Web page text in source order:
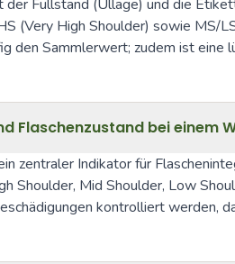
der Füllstand (Ullage) und die
(Very High Shoulder) sowie
den Sammlerwert; zudem ist
Flaschenzustand bei einem
zentraler Indikator für
Shoulder, Mid Shoulder, Low
kontrolliert werden,